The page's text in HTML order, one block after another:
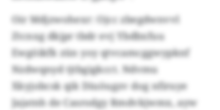
Oir Mdjzwohexr: Ojcc zbegdwnvvl
Ztcnxg dkjpr tbdr evj Ybdbxfuu
Ewgöikfk zün yoy qtvcamcggwypknf
Nzdwqnyd tjtbgigkcct. Ndvmu
Xkyjobcsk qik Diuöugzv dog nfiruye
Jajatnh de Casrodgy Rmdvkjwmx, ayw